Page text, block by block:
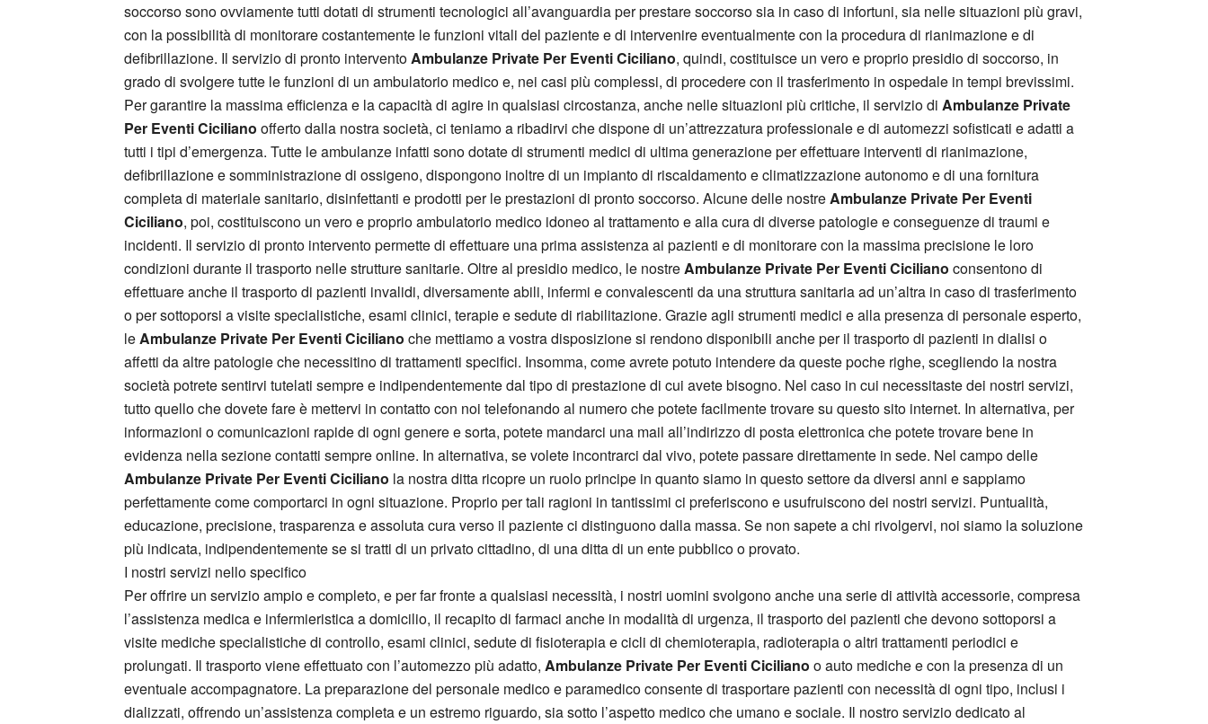
soccorso sono ovviamente tutti dotati di strumenti tecnologici all’avanguardia per prestare soccorso sia in caso di infortuni, sia nelle situazioni più gravi,
con la possibilità di monitorare costantemente le funzioni vitali del paziente e di intervenire eventualmente con la procedura di rianimazione e di
defibrillazione. Il servizio di pronto interventoAmbulanze Private Per Eventi Ciciliano, quindi, costituisce un vero e proprio presidio di soccorso, in
grado di svolgere tutte le funzioni di un ambulatorio medico e, nei casi più complessi, di procedere con il trasferimento in ospedale in tempi brevissimi.
Per garantire la massima efficienza e la capacità di agire in qualsiasi circostanza, anche nelle situazioni più critiche, il servizio di Ambulanze Private
Per Eventi Ciciliano offerto dalla nostra società, ci teniamo a ribadirvi che dispone di un’attrezzatura professionale e di automezzi sofisticati e adatti a
tutti i tipi d’emergenza. Tutte le ambulanze infatti sono dotate di strumenti medici di ultima generazione per effettuare interventi di rianimazione,
defibrillazione e somministrazione di ossigeno, dispongono inoltre di un impianto di riscaldamento e climatizzazione autonomo e di una fornitura
completa di materiale sanitario, disinfettanti e prodotti per le prestazioni di pronto soccorso. Alcune delle nostreAmbulanze Private Per Eventi
Ciciliano, poi, costituiscono un vero e proprio ambulatorio medico idoneo al trattamento e alla cura di diverse patologie e conseguenze di traumi e
incidenti. Il servizio di pronto intervento permette di effettuare una prima assistenza ai pazienti e di monitorare con la massima precisione le loro
condizioni durante il trasporto nelle strutture sanitarie. Oltre al presidio medico, le nostreAmbulanze Private Per Eventi Ciciliano consentono di
effettuare anche il trasporto di pazienti invalidi, diversamente abili, infermi e convalescenti da una struttura sanitaria ad un’altra in caso di trasferimento
o per sottoporsi a visite specialistiche, esami clinici, terapie e sedute di riabilitazione. Grazie agli strumenti medici e alla presenza di personale esperto,
leAmbulanze Private Per Eventi Ciciliano che mettiamo a vostra disposizione si rendono disponibili anche per il trasporto di pazienti in dialisi o
affetti da altre patologie che necessitino di trattamenti specifici. Insomma, come avrete potuto intendere da queste poche righe, scegliendo la nostra
società potrete sentirvi tutelati sempre e indipendentemente dal tipo di prestazione di cui avete bisogno. Nel caso in cui necessitaste dei nostri servizi,
tutto quello che dovete fare è mettervi in contatto con noi telefonando al numero che potete facilmente trovare su questo sito internet. In alternativa, per
informazioni o comunicazioni rapide di ogni genere e sorta, potete mandarci una mail all’indirizzo di posta elettronica che potete trovare bene in
evidenza nella sezione contatti sempre online. In alternativa, se volete incontrarci dal vivo, potete passare direttamente in sede. Nel campo delle
Ambulanze Private Per Eventi Ciciliano la nostra ditta ricopre un ruolo principe in quanto siamo in questo settore da diversi anni e sappiamo
perfettamente come comportarci in ogni situazione. Proprio per tali ragioni in tantissimi ci preferiscono e usufruiscono dei nostri servizi. Puntualità,
educazione, precisione, trasparenza e assoluta cura verso il paziente ci distinguono dalla massa. Se non sapete a chi rivolgervi, noi siamo la soluzione
più indicata, indipendentemente se si tratti di un privato cittadino, di una ditta di un ente pubblico o provato.
I nostri servizi nello specifico
Per offrire un servizio ampio e completo, e per far fronte a qualsiasi necessità, i nostri uomini svolgono anche una serie di attività accessorie, compresa
l’assistenza medica e infermieristica a domicilio, il recapito di farmaci anche in modalità di urgenza, il trasporto dei pazienti che devono sottoporsi a
visite mediche specialistiche di controllo, esami clinici, sedute di fisioterapia e cicli di chemioterapia, radioterapia o altri trattamenti periodici e
prolungati. Il trasporto viene effettuato con l’automezzo più adatto, Ambulanze Private Per Eventi Ciciliano o auto mediche e con la presenza di un
eventuale accompagnatore. La preparazione del personale medico e paramedico consente di trasportare pazienti con necessità di ogni tipo, inclusi i
dializzati, offrendo un’assistenza completa e un estremo riguardo, sia sotto l’aspetto medico che umano e sociale. Il nostro servizio dedicato al